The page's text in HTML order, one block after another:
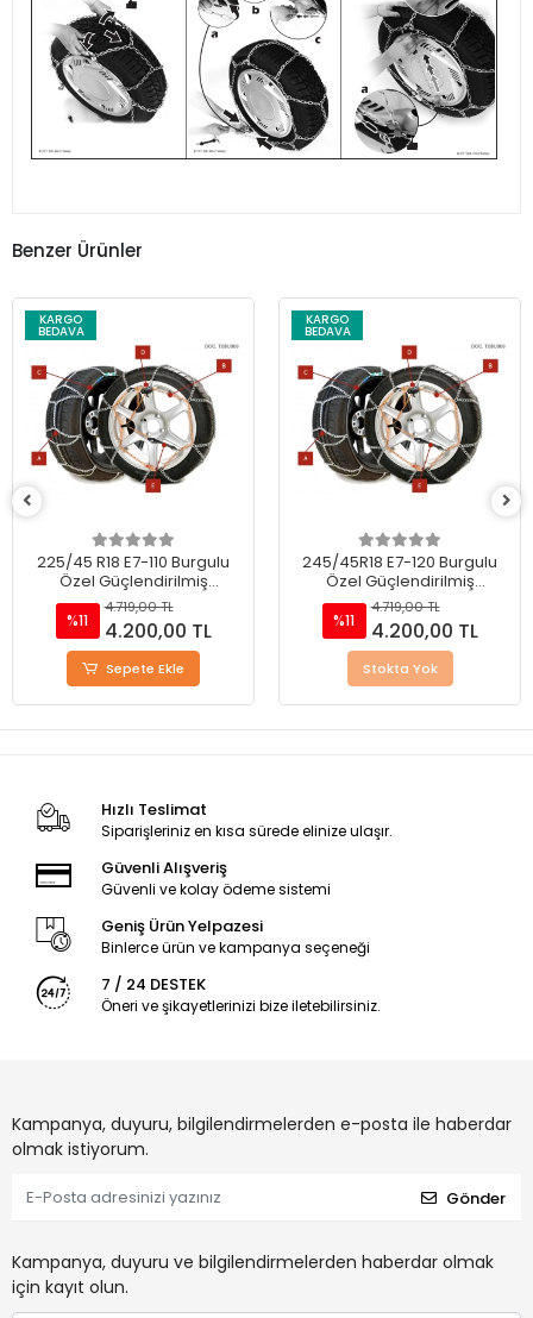
Benzer Ürünler
KARGO
BEDAVA
225/45 R18 E7-110 Burgulu
Özel Güçlendirilmiş
Takmatik Kar Zinciri
%11
4.719,00 TL
4.200,00 TL
Sepete Ekle
KARGO
BEDAVA
245/45R18 E7-120 Burgulu
Özel Güçlendirilmiş
Takmatik Kar Zinciri
%11
4.719,00 TL
4.200,00 TL
Stokta Yok
Hızlı Teslimat
Siparişleriniz en kısa sürede elinize ulaşır.
Güvenli Alışveriş
Güvenli ve kolay ödeme sistemi
Geniş Ürün Yelpazesi
Binlerce ürün ve kampanya seçeneği
7 / 24 DESTEK
Öneri ve şikayetlerinizi bize iletebilirsiniz.
Kampanya, duyuru, bilgilendirmelerden e-posta ile haberdar
olmak istiyorum.
Gönder
Kampanya, duyuru ve bilgilendirmelerden haberdar olmak
için kayıt olun.